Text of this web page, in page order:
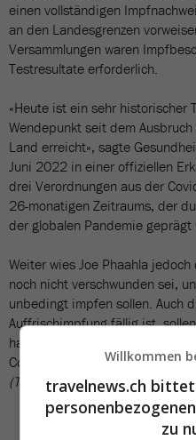
einen vollständigen
an den Landesgrenzen
Versammlungen waren
Testresultate erforderlich.
«Heute ist ein sehr historischer
Wendepunkt seit dem
Land erreicht», sagte
Juni 2022 in einer offiziellen
drei Verordnungen aus der
26-monatigen Zeitraums, der
der globalen Pandemie geprägt
Weiter wies Joe Phaahla
noch nicht verschwunden sei,
unbedingt impfen sollen. Auch
Auffrischimpfung fällig ist,
haben in Südafrika mehr als
Covid verloren.
(TN)
Willkommen
travelnews.ch
zu